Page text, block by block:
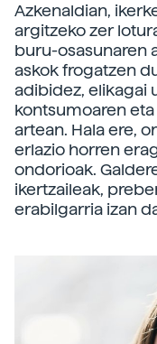
Azkenaldian,
argitzeko zer
buru-osasunaren
askok frogatzen
adibidez, elikagai
kontsumoaren
artean. Hala ere,
erlazio horren
ondorioak.
ikertzaileak,
erabilgarria izan